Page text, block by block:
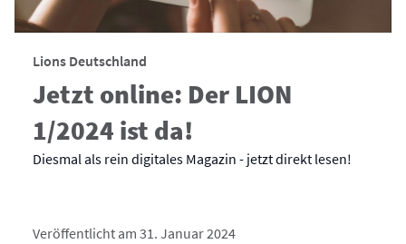
Lions Deutschland
Jetzt online: Der LION
1/2024 ist da!
Diesmal als rein digitales Magazin - jetzt direkt lesen!
Veröffentlicht am 31. Januar 2024